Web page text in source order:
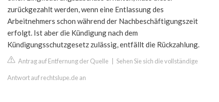
zurückgezahlt werden, wenn eine Entlassung des
Arbeitnehmers schon während der Nachbeschäftigungszeit
erfolgt. Ist aber die Kündigung nach dem
Kündigungsschutzgesetz zulässig, entfällt die Rückzahlung.
Antrag auf Entfernung der Quelle Sehen Sie sich die vollständige
Antwort auf rechtslupe.de an